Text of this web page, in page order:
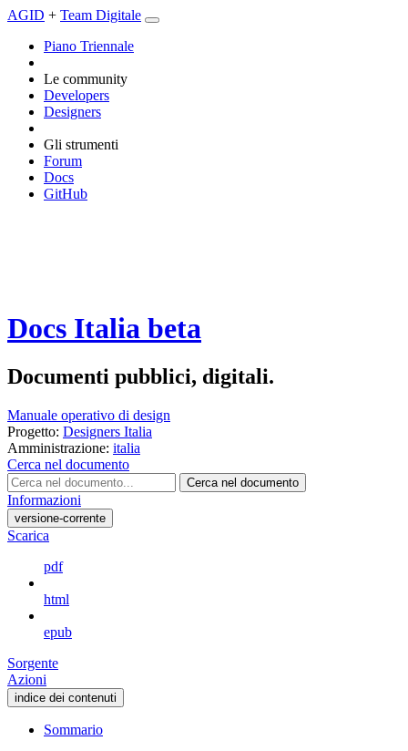
AGID + Team Digitale
Piano Triennale
Le community
Developers
Designers
Gli strumenti
Forum
Docs
GitHub
Docs Italia beta
Documenti pubblici, digitali.
Manuale operativo di design
Progetto: Designers Italia
Amministrazione: italia
Cerca nel documento
Cerca nel documento
Informazioni
versione-corrente
Scarica
pdf
html
epub
Sorgente
Azioni
indice dei contenuti
Sommario